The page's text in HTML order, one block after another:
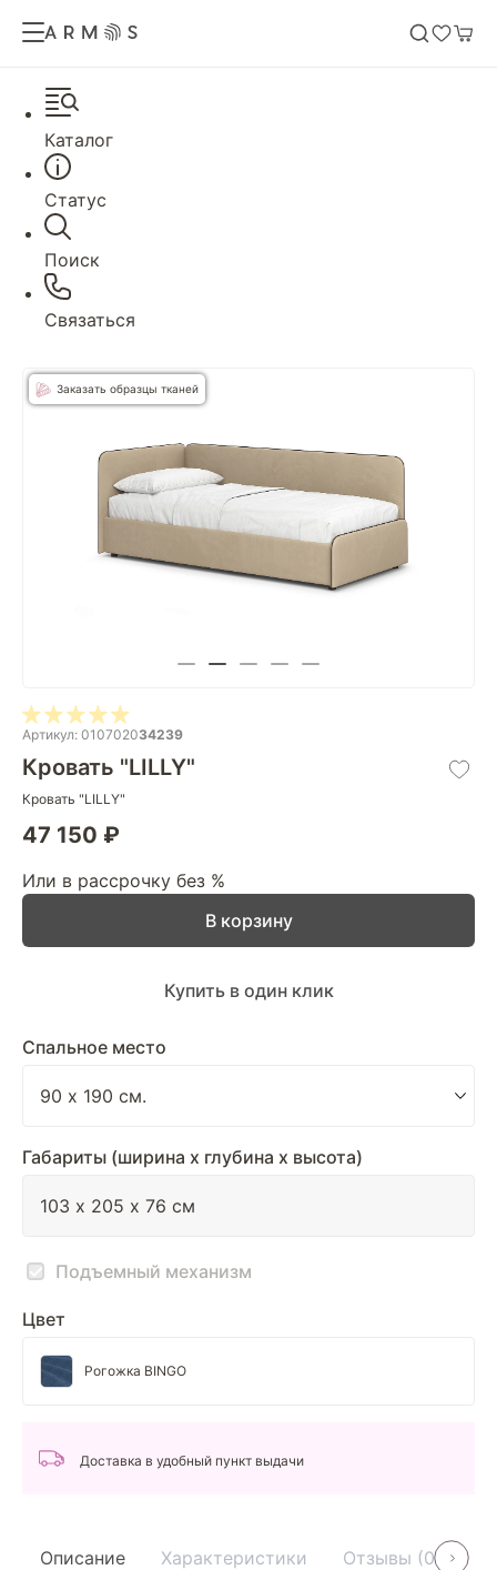
Каталог
Статус
Поиск
Связаться
Заказать образцы тканей
Артикул: 010702034239
Кровать "LILLY"
Кровать "LILLY"
47 150 ₽
Или в рассрочку без %
Спальное место
Габариты (ширина х глубина х высота)
Подъемный механизм
Цвет
Рогожка BINGO
В корзину
Купить в один клик
Доставка в удобный пункт выдачи
Описание Характеристики Отзывы (0)